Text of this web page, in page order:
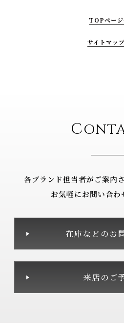
TOPペー
サイトマッ
C
各ブランド担当者がご案内
お気軽にお問い合わ
在庫などのお
来店のご